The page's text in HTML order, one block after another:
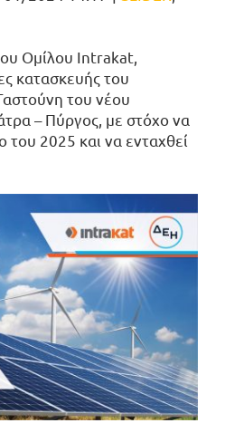
Ομίλου Intrakat,
κατασκευής του
του νέου
– Πύργος, με στόχο να
του 2025 και να ενταχθεί